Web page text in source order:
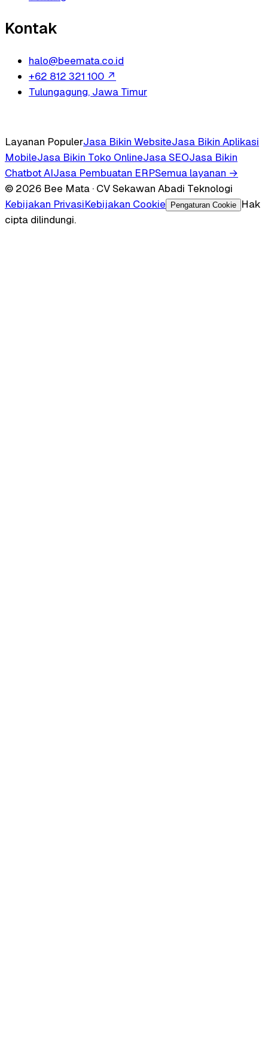
Kontak
halo@beemata.co.id
+62 812 321 100 ↗
Tulungagung, Jawa Timur
Layanan PopulerJasa Bikin WebsiteJasa Bikin Aplikasi
MobileJasa Bikin Toko OnlineJasa SEOJasa Bikin
Chatbot AIJasa Pembuatan ERPSemua layanan →
© 2026 Bee Mata · CV Sekawan Abadi Teknologi
Kebijakan PrivasiKebijakan Cookie Pengaturan Cookie
Hak
cipta dilindungi.